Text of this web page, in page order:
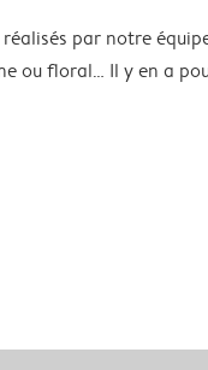
par notre
ou floral… Il y en a